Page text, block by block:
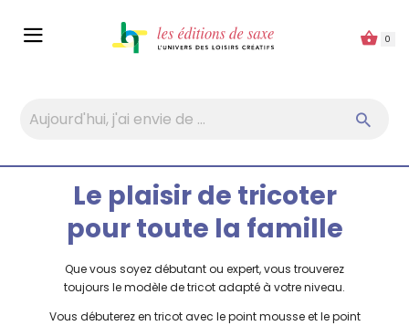
0
Le plaisir de tricoter
pour toute la famille
Que vous soyez débutant ou expert, vous trouverez
toujours le modèle de tricot adapté à votre niveau.
Vous débuterez en tricot avec le point mousse et le point